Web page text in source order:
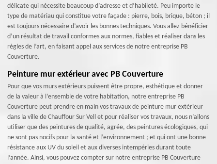
délicate qui nécessite beaucoup d’adresse et d’habileté. Peu importe le
type de matériau qui constitue votre façade : pierre, bois, brique, béton ; il
est toujours nécessaire d’avoir les bonnes techniques. Vous allez bénéficier
d’un résultat de travail conformes aux normes, fiables et réaliser dans les
règles de l’art, en faisant appel aux services de notre entreprise PB
Couverture.
Peinture mur extérieur avec PB Couverture
Pour que vos murs extérieurs puissent être propre, esthétique et donner
de la valeur à l’ensemble de votre habitation, notre entreprise PB
Couverture peut prendre en main vos travaux de peinture mur extérieur
dans la ville de Chauffour Sur Vell et pour réaliser vos travaux, nous n’allons
utiliser que des peintures de qualité, agrée, des peintures écologiques, qui
ne sont pas nocifs pour la santé et l’environnement ; et qui ont une bonne
résistance aux UV du soleil et aux diverses intempéries durant toute
l’année. Ainsi, vous pouvez compter sur notre entreprise PB Couverture